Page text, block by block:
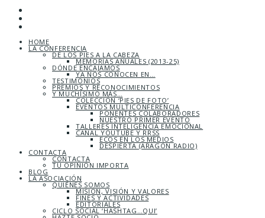
HOME
LA CONFERENCIA
DE LOS PIES A LA CABEZA
MEMORIAS ANUALES (2013-25)
DÓNDE ENCAJAMOS
YA NOS CONOCEN EN…
TESTIMONIOS
PREMIOS Y RECONOCIMIENTOS
Y MUCHÍSIMO MÁS…
COLECCIÓN ‘PIES DE FOTO’
EVENTOS MULTICONFERENCIA
PONENTES COLABORADORES
NUESTRO PRIMER EVENTO
TALLERES INTELIGENCIA EMOCIONAL
CANAL YOUTUBE Y RRSS
ECOS EN LOS MEDIOS
DESPIERTA (ARAGÓN RADIO)
CONTACTA
CONTACTA
TU OPINIÓN IMPORTA
BLOG
LA ASOCIACIÓN
QUIÉNES SOMOS
MISIÓN, VISIÓN Y VALORES
FINES Y ACTIVIDADES
EDITORIALES
CICLO SOCIAL ‘HASHTAG…QUI’